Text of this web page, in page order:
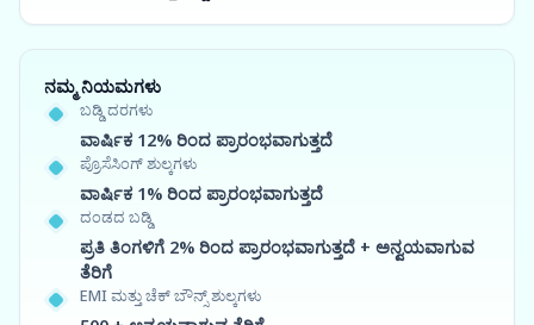
ನಮ್ಮ ನಿಯಮಗಳು
ಬಡ್ಡಿ ದರಗಳು
ವಾರ್ಷಿಕ 12% ರಿಂದ ಪ್ರಾರಂಭವಾಗುತ್ತದೆ
ಪ್ರೊಸೆಸಿಂಗ್ ಶುಲ್ಕಗಳು
ವಾರ್ಷಿಕ 1% ರಿಂದ ಪ್ರಾರಂಭವಾಗುತ್ತದೆ
ದಂಡದ ಬಡ್ಡಿ
ಪ್ರತಿ ತಿಂಗಳಿಗೆ 2% ರಿಂದ ಪ್ರಾರಂಭವಾಗುತ್ತದೆ + ಅನ್ವಯವಾಗುವ
ತೆರಿಗೆ
EMI ಮತ್ತು ಚೆಕ್ ಬೌನ್ಸ್ ಶುಲ್ಕಗಳು